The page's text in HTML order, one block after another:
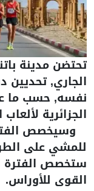
الجاري, تحديين
نفسه, حسب ما
الجزائرية
وسيخصص
للمشي على
ستخصص الفترة
القوى للأوراس.